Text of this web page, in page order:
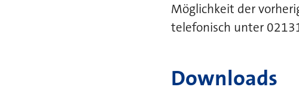
Möglichkeit der
telefonisch unter
Downloads